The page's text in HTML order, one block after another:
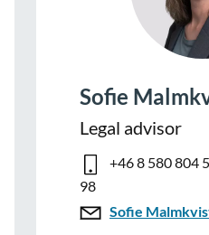
Sofie
Legal advisor
+46 8 580 804
98
Sofie